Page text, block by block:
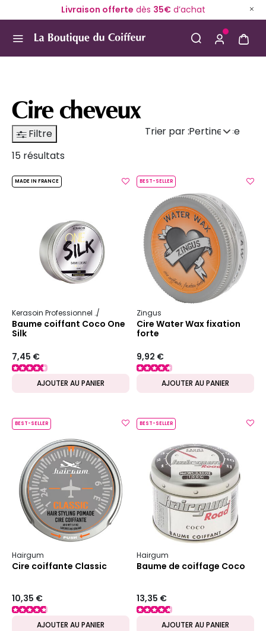
Livraison offerte dès 35€d’achat
Cire cheveux
Trier par :Pertinence
Filtre
15 résultats
MADE IN FRANCE
Kerasoin Professionnel
Baume coiffant Coco One
Silk
7,45 €
AJOUTER AU PANIER
BEST-SELLER
Zingus
Cire Water Wax fixation
forte
9,92 €
AJOUTER AU PANIER
BEST-SELLER
Hairgum
Cire coiffante Classic
10,35 €
AJOUTER AU PANIER
BEST-SELLER
Hairgum
Baume de coiffage Coco
13,35 €
AJOUTER AU PANIER